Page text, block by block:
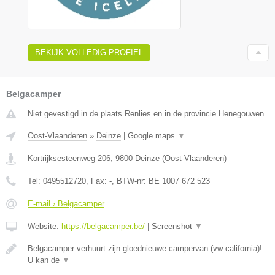
BEKIJK VOLLEDIG PROFIEL
Belgacamper
Niet gevestigd in de plaats Renlies en in de provincie Henegouwen.
Oost-Vlaanderen » Deinze Google maps ▼
Kortrijksesteenweg 206, 9800 Deinze (Oost-Vlaanderen)
Tel: 0495512720, Fax: -, BTW-nr: BE 1007 672 523
E-mail › Belgacamper
Website: https://belgacamper.be/ Screenshot ▼
Belgacamper verhuurt zijn gloednieuwe campervan (vw california)!
U kan de ▼